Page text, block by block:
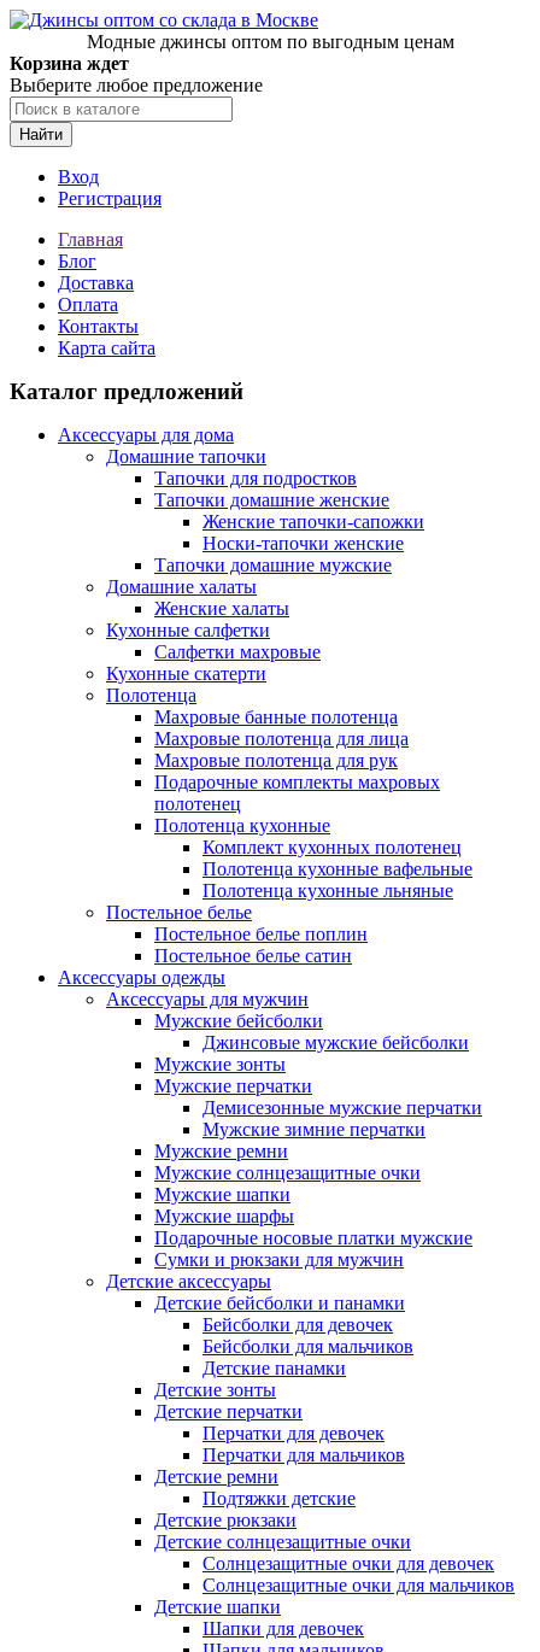
Модные джинсы оптом по выгодным ценам
Корзина ждет
Выберите любое предложение
Найти
Вход
Регистрация
Главная
Блог
Доставка
Оплата
Контакты
Карта сайта
Каталог предложений
Аксессуары для дома
Домашние тапочки
Тапочки для подростков
Тапочки домашние женские
Женские тапочки-сапожки
Носки-тапочки женские
Тапочки домашние мужские
Домашние халаты
Женские халаты
Кухонные салфетки
Салфетки махровые
Кухонные скатерти
Полотенца
Махровые банные полотенца
Махровые полотенца для лица
Махровые полотенца для рук
Подарочные комплекты махровых
полотенец
Полотенца кухонные
Комплект кухонных полотенец
Полотенца кухонные вафельные
Полотенца кухонные льняные
Постельное белье
Постельное белье поплин
Постельное белье сатин
Аксессуары одежды
Аксессуары для мужчин
Мужские бейсболки
Джинсовые мужские бейсболки
Мужские зонты
Мужские перчатки
Демисезонные мужские перчатки
Мужские зимние перчатки
Мужские ремни
Мужские солнцезащитные очки
Мужские шапки
Мужские шарфы
Подарочные носовые платки мужские
Сумки и рюкзаки для мужчин
Детские аксессуары
Детские бейсболки и панамки
Бейсболки для девочек
Бейсболки для мальчиков
Детские панамки
Детские зонты
Детские перчатки
Перчатки для девочек
Перчатки для мальчиков
Детские ремни
Подтяжки детские
Детские рюкзаки
Детские солнцезащитные очки
Солнцезащитные очки для девочек
Солнцезащитные очки для мальчиков
Детские шапки
Шапки для девочек